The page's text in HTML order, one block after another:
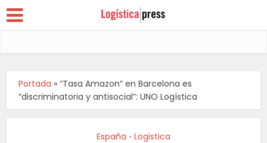
Portada »“Tasa Amazon” en Barcelona es
“discriminatoria y antisocial”: UNO Logística
España • Logistica